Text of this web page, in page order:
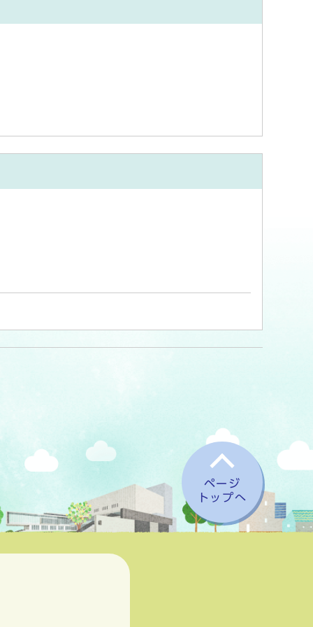
ページ
トップへ